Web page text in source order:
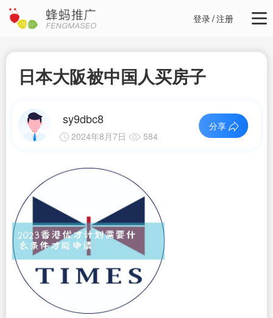
登录/注册
日本大阪被中国人买房子
sy9dbc8
2024年8月7日 584
分享